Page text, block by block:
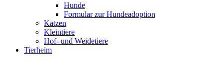
Hunde
Formular zur Hundeadoption
Katzen
Kleintiere
Hof- und Weidetiere
Tierheim